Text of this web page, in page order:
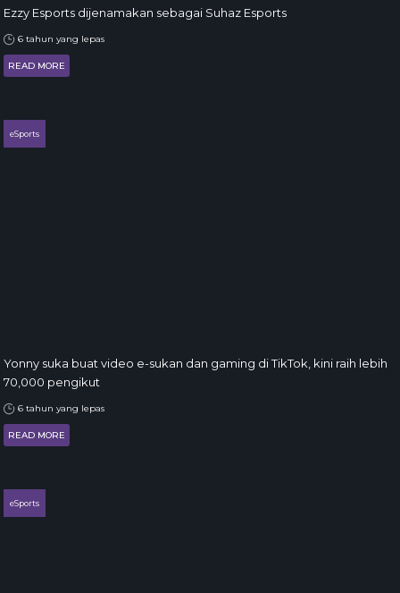
Ezzy Esports dijenamakan sebagai Suhaz Esports
6 tahun yang lepas
READ MORE
eSports
Yonny suka buat video e-sukan dan gaming di TikTok, kini raih lebih
70,000 pengikut
6 tahun yang lepas
READ MORE
eSports